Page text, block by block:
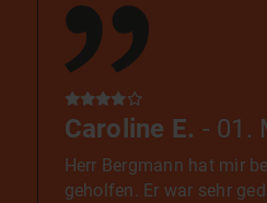
Projekt sehr zu schätzen.
Für unsere Familie ist
besonderer Meilenstein,
dankbar, dass Sie uns
begleiten.
Vielen Dank nochmals
Arbeit.
Mit freundlichen
Caroline E. - 01.
Herr Bergmann hat mir
geholfen. Er war sehr